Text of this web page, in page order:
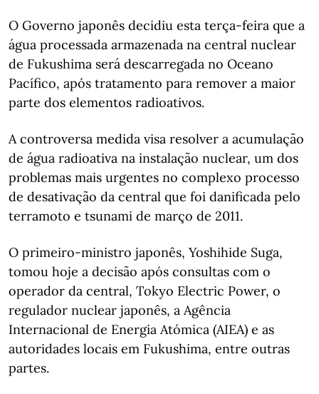
O Governo japonês decidiu esta terça-feira que a
água processada armazenada na central nuclear
de Fukushima será descarregada no Oceano
Pacífico, após tratamento para remover a maior
parte dos elementos radioativos.
A controversa medida visa resolver a acumulação
de água radioativa na instalação nuclear, um dos
problemas mais urgentes no complexo processo
de desativação da central que foi danificada pelo
terramoto e tsunami de março de 2011.
O primeiro-ministro japonês, Yoshihide Suga,
tomou hoje a decisão após consultas com o
operador da central, Tokyo Electric Power, o
regulador nuclear japonês, a Agência
Internacional de Energia Atómica (AIEA) e as
autoridades locais em Fukushima, entre outras
partes.